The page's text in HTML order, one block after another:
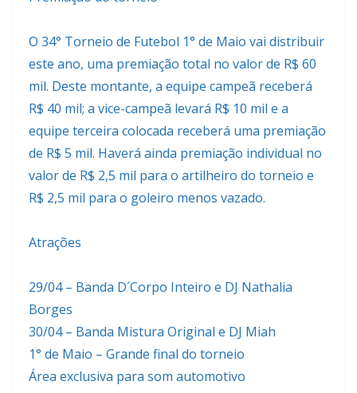
O 34° Torneio de Futebol 1° de Maio vai distribuir
este ano, uma premiação total no valor de R$ 60
mil. Deste montante, a equipe campeã receberá
R$ 40 mil; a vice-campeã levará R$ 10 mil e a
equipe terceira colocada receberá uma premiação
de R$ 5 mil. Haverá ainda premiação individual no
valor de R$ 2,5 mil para o artilheiro do torneio e
R$ 2,5 mil para o goleiro menos vazado.
Atrações
29/04 – Banda D´Corpo Inteiro e DJ Nathalia
Borges
30/04 – Banda Mistura Original e DJ Miah
1° de Maio – Grande final do torneio
Área exclusiva para som automotivo